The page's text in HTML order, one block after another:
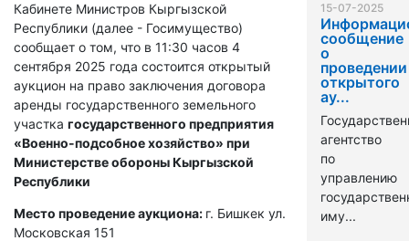
Кабинете Министров Кыргызской
Республики (далее - Госимущество)
сообщает о том, что в 11:30 часов 4
сентября 2025 года состоится открытый
аукцион на право заключения договора
аренды государственного земельного
участка государственного предприятия
«Военно-подсобное хозяйство» при
Министерстве обороны Кыргызской
Республики
Место проведение аукциона: г. Бишкек ул.
Московская 151
15-07-2025
сообщение
о
проведении
открытого
ау...
агентство
по
управлению
иму...